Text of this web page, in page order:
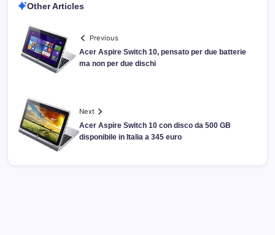
Other Articles
Previous
Acer Aspire Switch 10, pensato per due batterie
ma non per due dischi
Next
Acer Aspire Switch 10 con disco da 500 GB
disponibile in Italia a 345 euro